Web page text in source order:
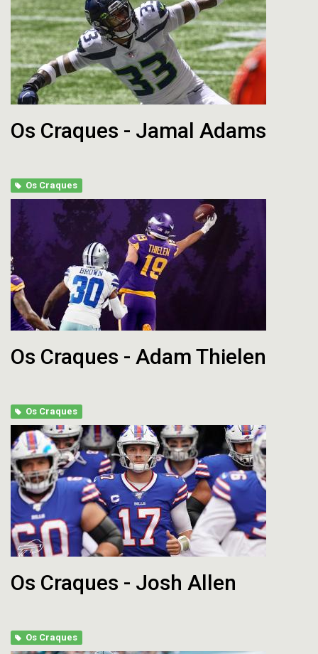
Os Craques - Jamal Adams
Os Craques
Os Craques - Adam Thielen
Os Craques
Os Craques - Josh Allen
Os Craques